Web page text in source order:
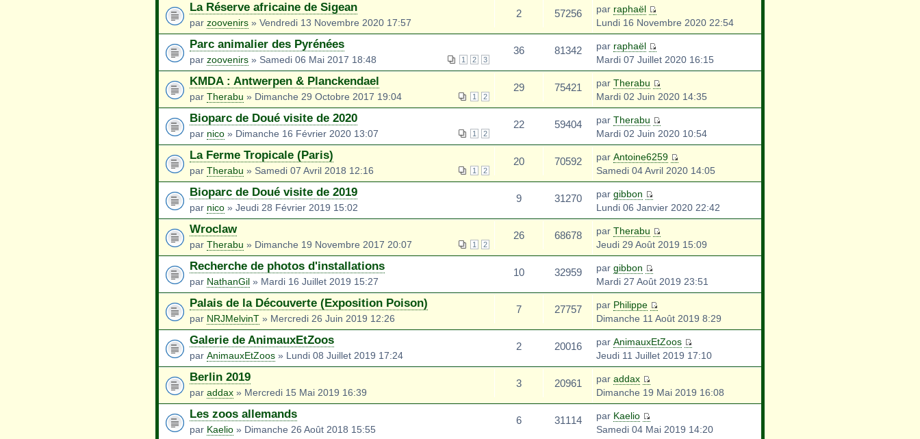
La Réserve africaine de Sigean
par zoovenirs » Vendredi 13 Novembre 2020 17:57
2 57256 par raphaël
Lundi 16 Novembre 2020 22:54
Parc animalier des Pyrénées
1 2 3
par zoovenirs » Samedi 06 Mai 2017 18:48
36 81342 par raphaël
Mardi 07 Juillet 2020 16:15
KMDA : Antwerpen & Planckendael
1 2
par Therabu » Dimanche 29 Octobre 2017 19:04
29 75421 par Therabu
Mardi 02 Juin 2020 14:35
Bioparc de Doué visite de 2020
1 2
par nico » Dimanche 16 Février 2020 13:07
22 59404 par Therabu
Mardi 02 Juin 2020 10:54
La Ferme Tropicale (Paris)
1 2
par Therabu » Samedi 07 Avril 2018 12:16
20 70592 par Antoine6259
Samedi 04 Avril 2020 14:05
Bioparc de Doué visite de 2019
par nico » Jeudi 28 Février 2019 15:02
9 31270 par gibbon
Lundi 06 Janvier 2020 22:42
Wroclaw
1 2
par Therabu » Dimanche 19 Novembre 2017 20:07
26 68678 par Therabu
Jeudi 29 Août 2019 15:09
Recherche de photos d'installations
par NathanGil » Mardi 16 Juillet 2019 15:27
10 32959 par gibbon
Mardi 27 Août 2019 23:51
Palais de la Découverte (Exposition Poison)
par NRJMelvinT » Mercredi 26 Juin 2019 12:26
7 27757 par Philippe
Dimanche 11 Août 2019 8:29
Galerie de AnimauxEtZoos
par AnimauxEtZoos » Lundi 08 Juillet 2019 17:24
2 20016 par AnimauxEtZoos
Jeudi 11 Juillet 2019 17:10
Berlin 2019
par addax » Mercredi 15 Mai 2019 16:39
3 20961 par addax
Dimanche 19 Mai 2019 16:08
Les zoos allemands
par Kaelio » Dimanche 26 Août 2018 15:55
6 31114 par Kaelio
Samedi 04 Mai 2019 14:20